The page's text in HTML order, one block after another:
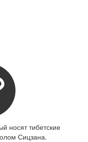
носят тибетские
Сицзана.